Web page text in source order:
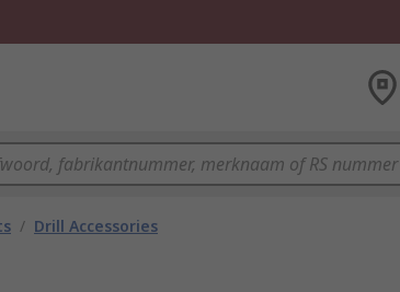
/ Drill Accessories